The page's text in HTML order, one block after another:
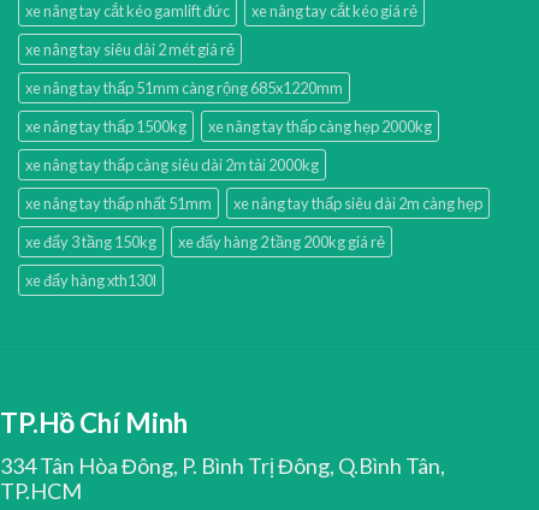
xe nâng tay cắt kéo gamlift đức
xe nâng tay cắt kéo giá rẻ
xe nâng tay siêu dài 2 mét giá rẻ
xe nâng tay thấp 51mm càng rộng 685x1220mm
xe nâng tay thấp 1500kg
xe nâng tay thấp càng hẹp 2000kg
xe nâng tay thấp càng siêu dài 2m tải 2000kg
xe nâng tay thấp nhất 51mm
xe nâng tay thấp siêu dài 2m càng hẹp
xe đẩy 3 tầng 150kg
xe đẩy hàng 2 tầng 200kg giá rẻ
xe đẩy hàng xth130l
TP.Hồ Chí Minh
334 Tân Hòa Đông, P. Bình Trị Đông, Q.Bình Tân,
TP.HCM